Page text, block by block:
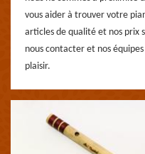
vous aider à trouver votre
articles de qualité et nos prix
nous contacter et nos
plaisir.